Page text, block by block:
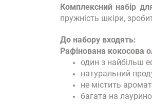
Комплексний набір
пружність шкіри,
До набору входять:
Рафінована кокосова
один з найбільш
натуральний
не містить
багата на